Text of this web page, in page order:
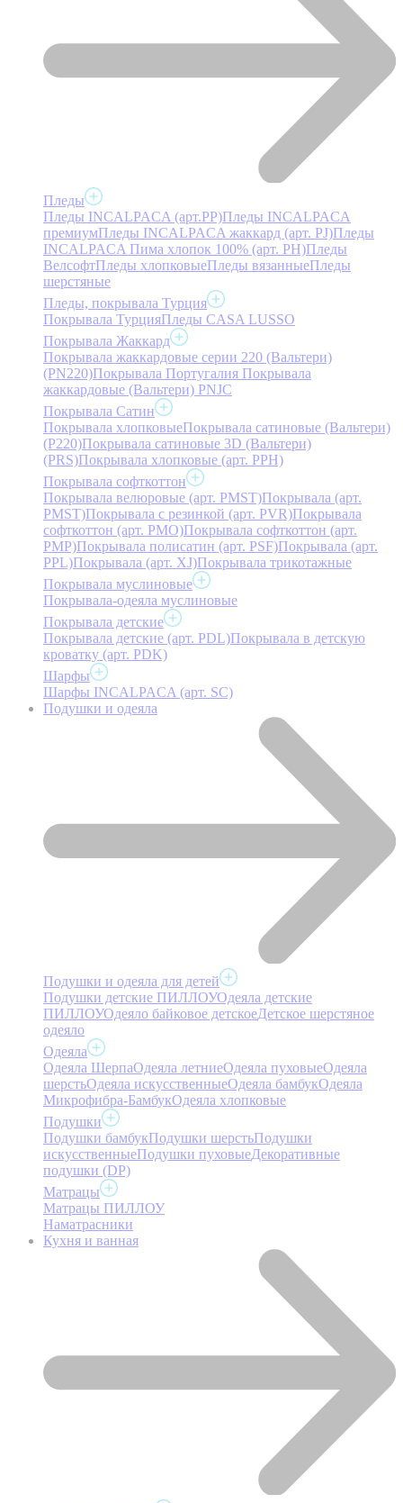
Пледы
Пледы INCALPACA (арт.PP)Пледы INCALPACA
премиумПледы INCALPACA жаккард (арт. PJ)Пледы
INCALPACA Пима хлопок 100% (арт. PH)Пледы
ВелсофтПледы хлопковыеПледы вязанныеПледы
шерстяные
Пледы, покрывала Турция
Покрывала ТурцияПледы CASA LUSSO
Покрывала Жаккард
Покрывала жаккардовые серии 220 (Вальтери)
(PN220)Покрывала Португалия Покрывала
жаккардовые (Вальтери) PNJC
Покрывала Сатин
Покрывала хлопковыеПокрывала сатиновые (Вальтери)
(P220)Покрывала сатиновые 3D (Вальтери)
(PRS)Покрывала хлопковые (арт. PPH)
Покрывала софткоттон
Покрывала велюровые (арт. PMST)Покрывала (арт.
PMST)Покрывала с резинкой (арт. PVR)Покрывала
софткоттон (арт. PMO)Покрывала софткоттон (арт.
PMP)Покрывала полисатин (арт. PSF)Покрывала (арт.
PPL)Покрывала (арт. XJ)Покрывала трикотажные
Покрывала муслиновые
Покрывала-одеяла муслиновые
Покрывала детские
Покрывала детские (арт. PDL)Покрывала в детскую
кроватку (арт. PDK)
Шарфы
Шарфы INCALPACA (арт. SC)
Подушки и одеяла
Подушки и одеяла для детей
Подушки детские ПИЛЛОУОдеяла детские
ПИЛЛОУОдеяло байковое детскоеДетское шерстяное
одеяло
Одеяла
Одеяла ШерпаОдеяла летниеОдеяла пуховыеОдеяла
шерстьОдеяла искусственныеОдеяла бамбукОдеяла
Микрофибра-БамбукОдеяла хлопковые
Подушки
Подушки бамбукПодушки шерстьПодушки
искусственныеПодушки пуховыеДекоративные
подушки (DP)
Матрацы
Матрацы ПИЛЛОУ
Наматрасники
Кухня и ванная